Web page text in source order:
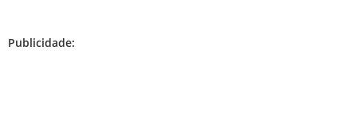
Publicidade: